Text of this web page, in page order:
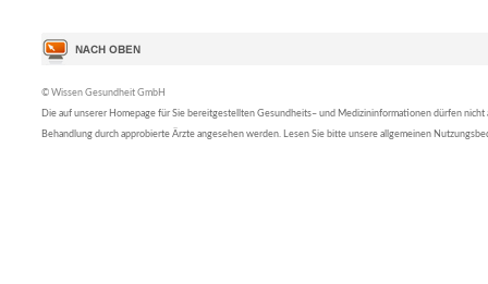
© Wissen Gesundheit GmbH
Die auf unserer Homepage für Sie bereitgestellten Gesundheits– und Medizininformationen dürfen nicht
Behandlung durch approbierte Ärzte angesehen werden. Lesen Sie bitte unsere allgemeinen